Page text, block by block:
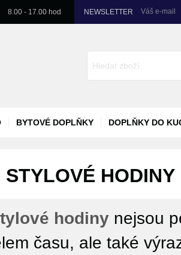
8.00 - 17.00 hod NEWSLETTER Váš e-mail
BYTOVÉ DOPLŇKY DOPLŇKY DO
STYLOVÉ HODINY
hodiny nejsou
času, ale také